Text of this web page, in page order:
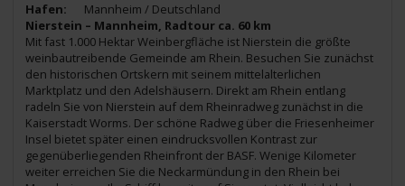
Mannheim / Deutschland
Nierstein – Mannheim, Radtour ca. 60 km
Mit fast 1.000 Hektar Weinbergfläche ist Nierstein die größte
weinbautreibende Gemeinde am Rhein. Besuchen Sie zunächst
den historischen Ortskern mit seinem mittelalterlichen
Marktplatz und den Adelshäusern. Direkt am Rhein entlang
radeln Sie von Nierstein auf dem Rheinradweg zunächst in die
Kaiserstadt Worms. Der schöne Radweg über die Friesenheimer
Insel bietet später einen eindrucksvollen Kontrast zur
gegenüberliegenden Rheinfront der BASF. Wenige Kilometer
weiter erreichen Sie die Neckarmündung in den Rhein bei